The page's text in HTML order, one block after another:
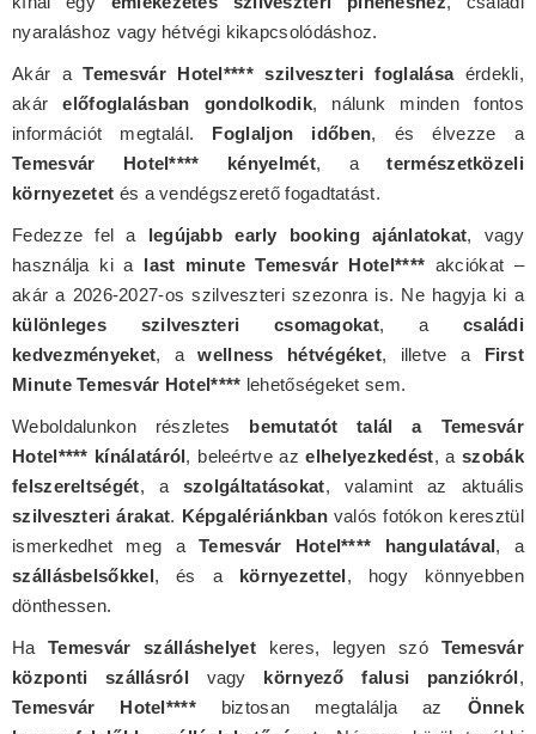
nyaraláshoz vagy hétvégi kikapcsolódáshoz.
Akár aTemesvár Hotel**** szilveszteri foglalásaérdekli,
akárelőfoglalásban gondolkodik, nálunk minden fontos
információt megtalál. Foglaljon időben, és élvezze a
Temesvár Hotel**** kényelmét, atermészetközeli
környezetet és a vendégszerető fogadtatást.
Fedezze fel a legújabb early booking ajánlatokat, vagy
használja ki a last minute Temesvár Hotel**** akciókat –
akár a 2026-2027-os szilveszteri szezonra is. Ne hagyja ki a
különleges szilveszteri csomagokat, a családi
kedvezményeket, awellness hétvégéket, illetve a First
Minute Temesvár Hotel**** lehetőségeket sem.
Weboldalunkon részletes bemutatót talál a Temesvár
Hotel**** kínálatáról, beleértve azelhelyezkedést, aszobák
felszereltségét, a szolgáltatásokat, valamint az aktuális
szilveszteri árakat. Képgalériánkban valós fotókon keresztül
ismerkedhet meg aTemesvár Hotel**** hangulatával, a
szállásbelsőkkel, és a környezettel, hogy könnyebben
dönthessen.
HaTemesvár szálláshelyetkeres, legyen szó Temesvár
központi szállásról vagy környező falusi panziókról,
Temesvár Hotel****biztosan megtalálja az Önnek